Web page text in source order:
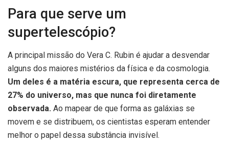
Para que serve um
supertelescópio?
A principal missão do Vera C. Rubin é ajudar a desvendar
alguns dos maiores mistérios da física e da cosmologia.
Um deles é a matéria escura, que representa cerca de
27% do universo, mas que nunca foi diretamente
observada. Ao mapear de que forma as galáxias se
movem e se distribuem, os cientistas esperam entender
melhor o papel dessa substância invisível.